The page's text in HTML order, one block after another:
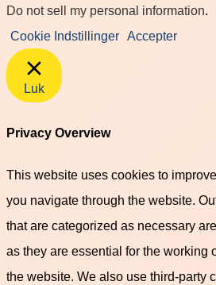
Do not sell my personal information.
Cookie Indstillinger Accepter
Luk
Privacy Overview
This website uses cookies to
you navigate through the website.
that are categorized as necessary
as they are essential for the working
the website. We also use third-party